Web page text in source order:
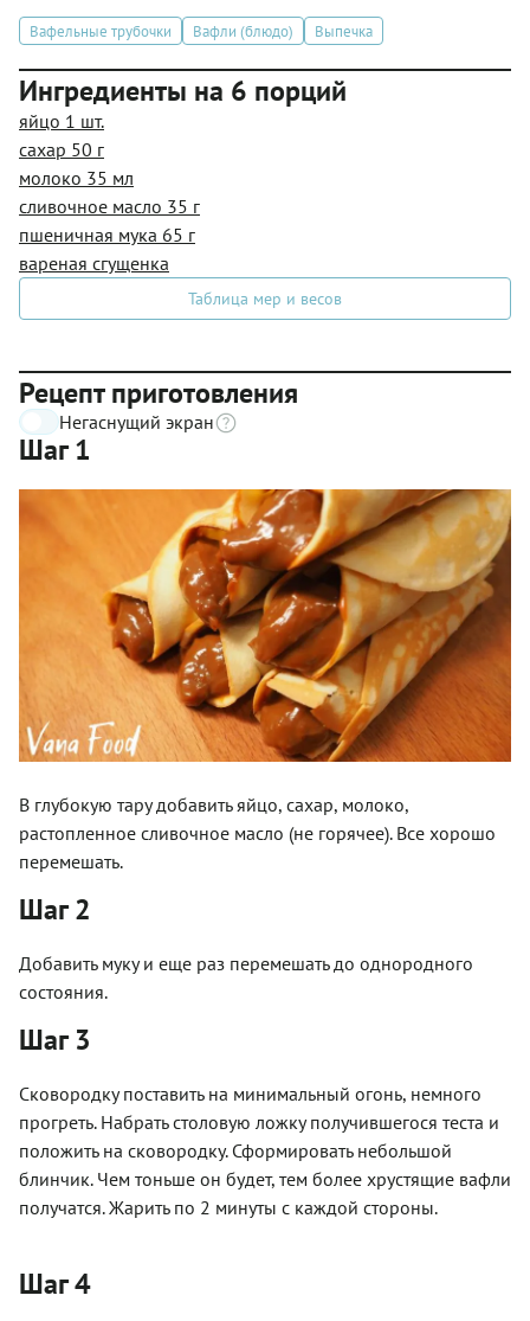
Вафельные трубочки Вафли (блюдо) Выпечка
Ингредиенты на 6 порций
яйцо 1 шт.
сахар 50 г
молоко 35 мл
сливочное масло 35 г
пшеничная мука 65 г
вареная сгущенка
Таблица мер и весов
Рецепт приготовления
Негаснущий экран
Шаг 1
В глубокую тару добавить яйцо, сахар, молоко,
растопленное сливочное масло (не горячее). Все хорошо
перемешать.
Шаг 2
Добавить муку и еще раз перемешать до однородного
состояния.
Шаг 3
Сковородку поставить на минимальный огонь, немного
прогреть. Набрать столовую ложку получившегося теста и
положить на сковородку. Сформировать небольшой
блинчик. Чем тоньше он будет, тем более хрустящие вафли
получатся. Жарить по 2 минуты с каждой стороны.
Шаг 4